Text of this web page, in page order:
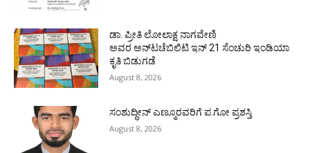
ಡಾ. ಪ್ರೀತಿ ಲೋಲಾಕ್ಷ ನಾಗವೇಣಿ
ಅವರ ಅನ್‌ಟಚೆಬಿಲಿಟಿ ಇನ್ 21 ಸೆಂಚುರಿ ಇಂಡಿಯಾ
ಕೃತಿ ಬಿಡುಗಡೆ
August 8, 2026
ಸಂಶುದ್ಧೀನ್ ಎಣ್ಮೂರವರಿಗೆ ಪ.ಗೋ ಪ್ರಶಸ್ತಿ
August 8, 2026